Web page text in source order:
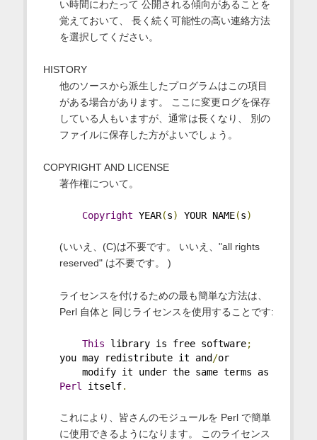
い時間にわたって 公開される傾向があることを
覚えておいて、 長く続く可能性の高い連絡方法
を選択してください。
HISTORY
他のソースから派生したプログラムはこの項目
がある場合があります。 ここに変更ログを保存
している人もいますが、通常は長くなり、 別の
ファイルに保存した方がよいでしょう。
COPYRIGHT AND LICENSE
著作権について。
Copyright YEAR(s) YOUR NAME(s)
(いいえ、(C)は不要です。 いいえ、"all rights
reserved" は不要です。 )
ライセンスを付けるための最も簡単な方法は、
Perl 自体と 同じライセンスを使用することです:
This library is free software;
you may redistribute it and /or
Perl
itself.
これにより、皆さんのモジュールを Perl で簡単
に使用できるようになります。 このライセンス